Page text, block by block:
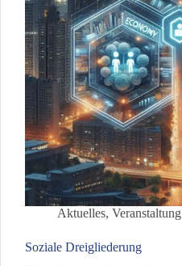
Aktuelles, Veranstaltung
Soziale Dreigliederung